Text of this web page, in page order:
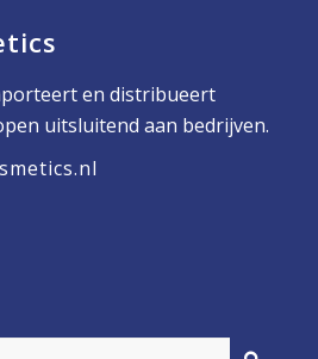
en distribueert
uitsluitend aan bedrijven.